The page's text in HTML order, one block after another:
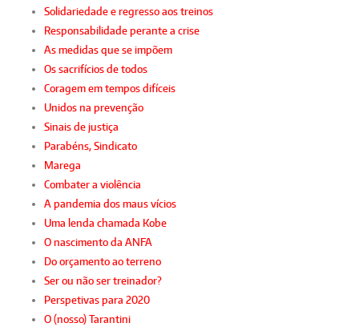
Solidariedade e regresso aos treinos
Responsabilidade perante a crise
As medidas que se impõem
Os sacrifícios de todos
Coragem em tempos difíceis
Unidos na prevenção
Sinais de justiça
Parabéns, Sindicato
Marega
Combater a violência
A pandemia dos maus vícios
Uma lenda chamada Kobe
O nascimento da ANFA
Do orçamento ao terreno
Ser ou não ser treinador?
Perspetivas para 2020
O (nosso) Tarantini